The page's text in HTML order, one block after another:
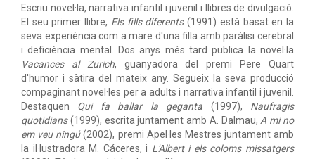
Escriu novel·la, narrativa infantil i juvenil i llibres de divulgació.
El seu primer llibre, Els fills diferents(1991) està basat en la
seva experiència com a mare d'una filla amb paràlisi cerebral
i deficiència mental. Dos anys més tard publica la novel·la
Vacances al Zurich, guanyadora del premi Pere Quart
d'humor i sàtira del mateix any. Segueix la seva producció
compaginant novel·les per a adults i narrativa infantil i juvenil.
Destaquen Qui fa ballar la geganta (1997), Naufragis
quotidians(1999), escrita juntament amb A. Dalmau, A mi no
em veu ningú(2002), premi Apel·les Mestres juntament amb
la il·lustradora M. Cáceres, i L'Albert i els coloms missatgers